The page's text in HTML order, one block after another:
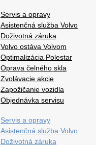
Servis a opravy
Asistenčná služba Volvo
Doživotná záruka
Volvo ostáva Volvom
Optimalizácia Polestar
Oprava čelného skla
Zvolávacie akcie
Zapožičanie vozidla
Objednávka servisu
Servis a opravy
Asistenčná služba Volvo
Doživotná záruka